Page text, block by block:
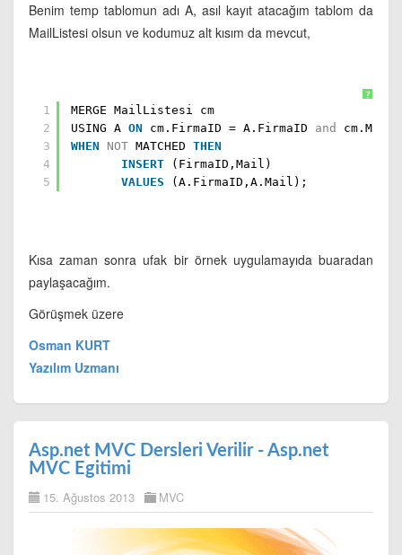
Benim temp tablomun adı A, asıl kayıt atacağım tablom da
MailListesi olsun ve kodumuz alt kısım da mevcut,
?
1
2
3
4
5
MERGE MailListesi cm
USING A ON cm.FirmaID = A.FirmaID and
cm.Mail
WHEN
NOT MATCHED THEN
INSERT
(FirmaID,Mail)
VALUES
(A.FirmaID,A.Mail);
Kısa zaman sonra ufak bir örnek uygulamayıda buaradan
paylaşacağım.
Görüşmek üzere
Osman KURT
Yazılım Uzmanı
Asp.net MVC Dersleri Verilir - Asp.net
MVC Egitimi
15. Ağustos 2013 MVC